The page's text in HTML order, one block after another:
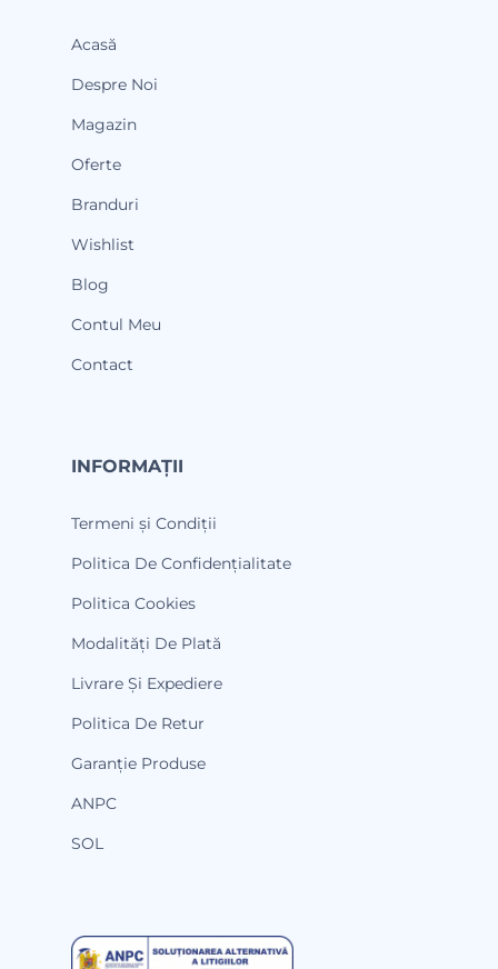
Acasă
Despre Noi
Magazin
Oferte
Branduri
Wishlist
Blog
Contul Meu
Contact
INFORMAȚII
Termeni și Condiții
Politica De Confidențialitate
Politica Cookies
Modalități De Plată
Livrare Și Expediere
Politica De Retur
Garanție Produse
ANPC
SOL